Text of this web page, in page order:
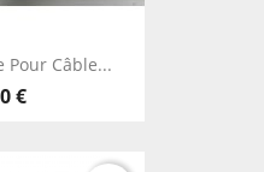
Pour Câble...
€